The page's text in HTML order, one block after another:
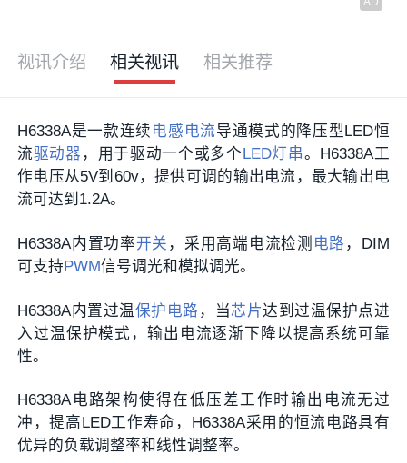
视讯介绍 相关视讯 相关推荐
H6338A是一款连续 电感 电流导通模式的降压型LED恒
流驱动器 ，用于驱动一个或多个LED灯串。H6338A工
作电压从5V到60v，提供可调的输出电流，最大输出电
流可达到1.2A。
H6338A内置功率开关 ，采用高端电流检测 电路 ，DIM
可支持PWM信号调光和模拟调光。
H6338A内置过温保护电路 ，当芯片达到过温保护点进
入过温保护模式，输出电流逐渐下降以提高系统可靠
性。
H6338A电路架构使得在低压差工作时输出电流无过
冲，提高LED工作寿命，H6338A采用的恒流电路具有
优异的负载调整率和线性调整率。